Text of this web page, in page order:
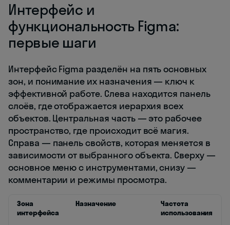
Интерфейс и
функциональность Figma:
первые шаги
Интерфейс Figma разделён на пять основных
зон, и понимание их назначения — ключ к
эффективной работе. Слева находится панель
слоёв, где отображается иерархия всех
объектов. Центральная часть — это рабочее
пространство, где происходит всё магия.
Справа — панель свойств, которая меняется в
зависимости от выбранного объекта. Сверху —
основное меню с инструментами, снизу —
комментарии и режимы просмотра.
Зона
интерфейса
Назначение
Частота
использования